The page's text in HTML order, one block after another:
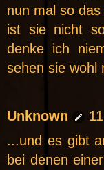
nun mal so
ist sie nicht
denke ich
sehen sie wohl
Unknown
...und es gibt
bei denen